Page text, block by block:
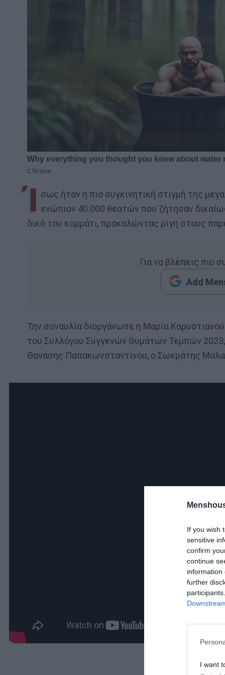
If you wish
sensitive
confirm
continue
information
further
I want
Ί σως ήταν η πιο συγκινητική στιγμή της
ενώπιον 40.000 θεατών που ζήτησαν
δικό του κομμάτι, προκαλώντας ρίγη στους
Για να βλέπεις πιο
Add
Την συναυλία διοργάνωσε η Μαρία
του Συλλόγου Συγγενών Θυμάτων Τεμπών
Θανάσης Παπακωνσταντίνου, ο Σωκράτης